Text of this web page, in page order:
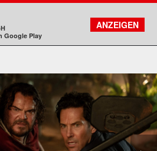
FILMSUCHE
KONTO
Google Play
ANZEIGEN